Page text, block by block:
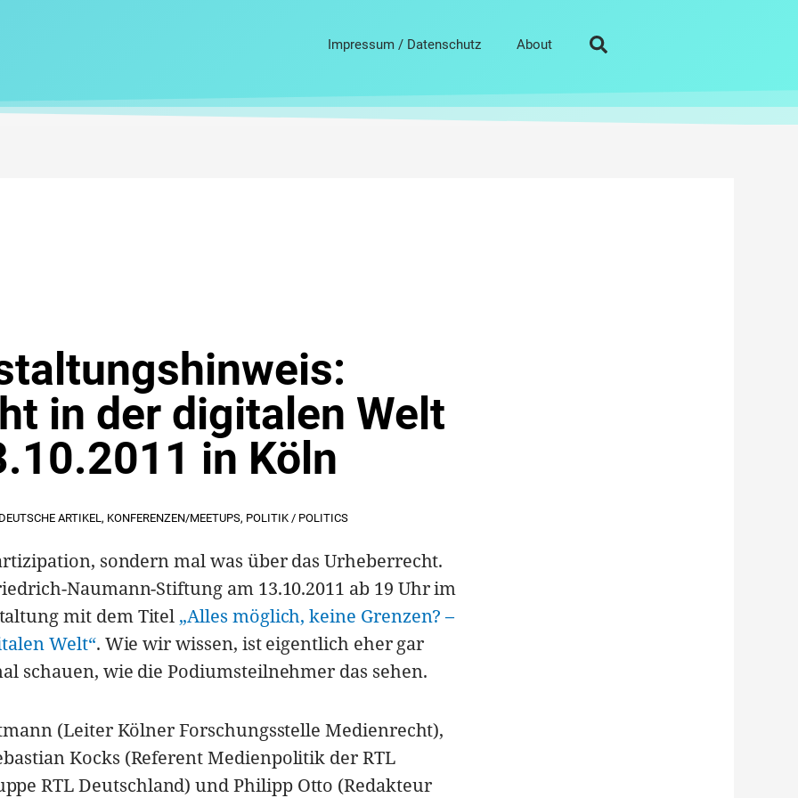
Impressum / Datenschutz About
in der digitalen Welt
in Köln
DEUTSCHE ARTIKEL, KONFERENZEN/MEETUPS, POLITIK / POLITICS
sondern mal was über das Urheberrecht.
Naumann-Stiftung am 13.10.2011 ab 19 Uhr im
mit dem Titel „Alles möglich, keine Grenzen? –
Welt“. Wie wir wissen, ist eigentlich eher gar
schauen, wie die Podiumsteilnehmer das sehen.
(Leiter Kölner Forschungsstelle Medienrecht),
Kocks (Referent Medienpolitik der RTL
RTL Deutschland) und Philipp Otto (Redakteur